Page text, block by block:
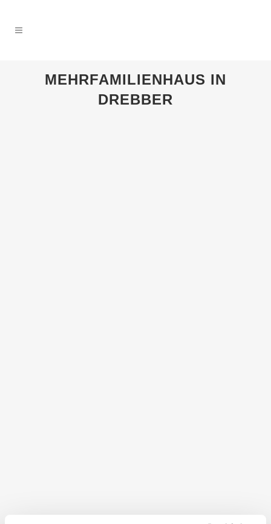
MEHRFAMILIENHAUS IN
DREBBER